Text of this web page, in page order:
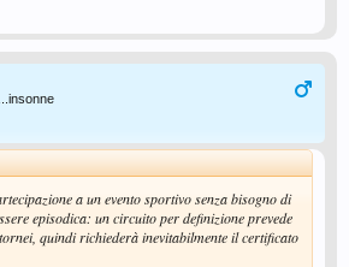
a un evento sportivo senza bisogno di
episodica: un circuito per definizione prevede
quindi richiederà inevitabilmente il certificato